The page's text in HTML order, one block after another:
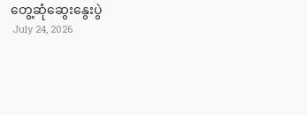
တွေ့ဆုံဆွေးနွေးပွဲ
July 24, 2026